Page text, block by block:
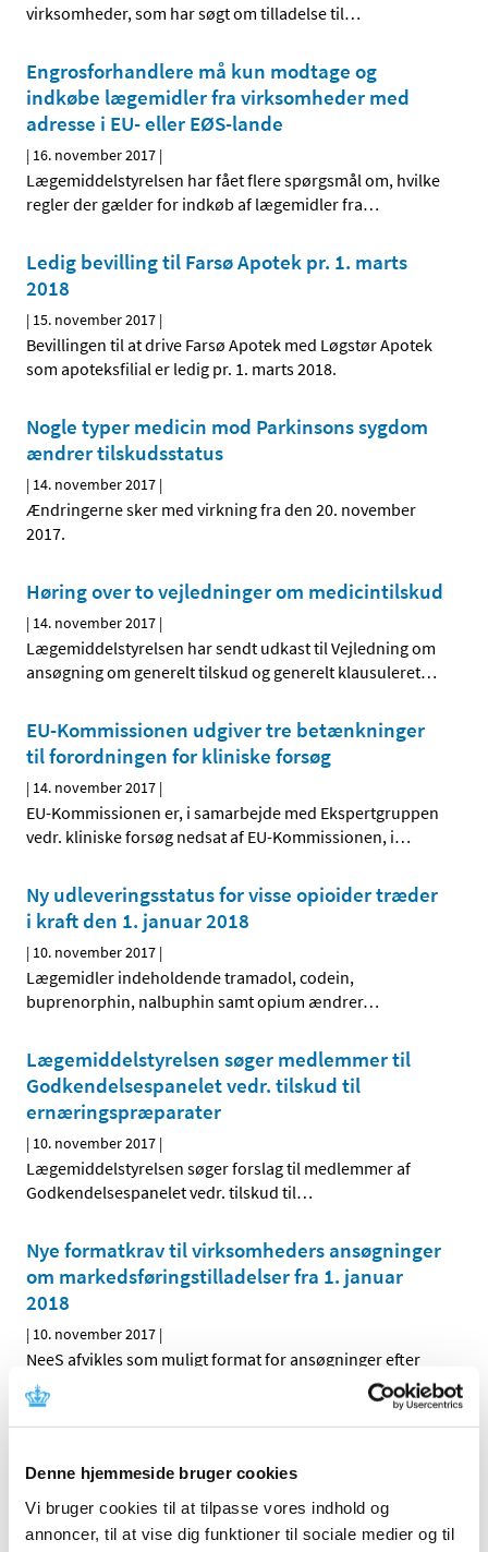
Denne hjemmeside bruger cookies
Vi bruger cookies til at tilpasse vores indhold og
annoncer, til at vise dig funktioner til sociale medier og til
virksomheder, som har søgt om tilladelse til…
Engrosforhandlere må kun modtage og
indkøbe lægemidler fra virksomheder med
adresse i EU- eller EØS-lande
| 16. november 2017 |
Lægemiddelstyrelsen har fået flere spørgsmål om, hvilke
regler der gælder for indkøb af lægemidler fra…
Ledig bevilling til Farsø Apotek pr. 1. marts
2018
| 15. november 2017 |
Bevillingen til at drive Farsø Apotek med Løgstør Apotek
som apoteksfilial er ledig pr. 1. marts 2018.
Nogle typer medicin mod Parkinsons sygdom
ændrer tilskudsstatus
| 14. november 2017 |
Ændringerne sker med virkning fra den 20. november
2017.
Høring over to vejledninger om medicintilskud
| 14. november 2017 |
Lægemiddelstyrelsen har sendt udkast til Vejledning om
ansøgning om generelt tilskud og generelt klausuleret…
EU-Kommissionen udgiver tre betænkninger
til forordningen for kliniske forsøg
| 14. november 2017 |
EU-Kommissionen er, i samarbejde med Ekspertgruppen
vedr. kliniske forsøg nedsat af EU-Kommissionen, i…
Ny udleveringsstatus for visse opioider træder
i kraft den 1. januar 2018
| 10. november 2017 |
Lægemidler indeholdende tramadol, codein,
buprenorphin, nalbuphin samt opium ændrer…
Lægemiddelstyrelsen søger medlemmer til
Godkendelsespanelet vedr. tilskud til
ernæringspræparater
| 10. november 2017 |
Lægemiddelstyrelsen søger forslag til medlemmer af
Godkendelsespanelet vedr. tilskud til…
Nye formatkrav til virksomheders ansøgninger
om markedsføringstilladelser fra 1. januar
2018
| 10. november 2017 |
NeeS afvikles som muligt format for ansøgninger efter
den gensidige anerkendelsesprocedure (MRP). Der er…
cannabismellemprodukt­fremstiller
| 9. november 2017
Lægemiddelstyrelsen offentliggør nu navnene på de